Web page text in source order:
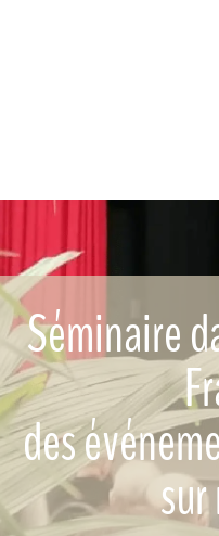
Séminaire
des